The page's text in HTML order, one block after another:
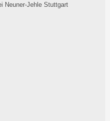
Neuner-Jehle Stuttgart